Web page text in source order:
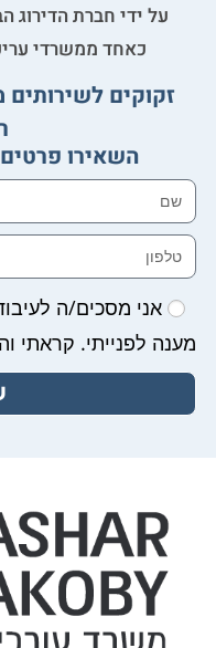
כאחד ממשרדי
זקוקים
השאירו
אני מסכים/ה
מענה לפנייתי. קראתי